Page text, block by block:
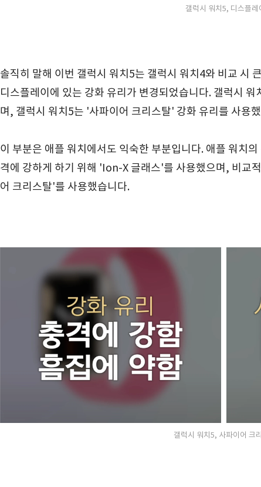
갤럭시 워치5, 디스플레
솔직히 말해 이번 갤럭시 워치5는 갤럭시 워치4와 비교 시
디스플레이에 있는 강화 유리가 변경되었습니다. 갤럭시
며, 갤럭시 워치5는 '사파이어 크리스탈' 강화 유리를 사용
이 부분은 애플 워치에서도 익숙한 부분입니다. 애플 워치
격에 강하게 하기 위해 'Ion-X 글래스'를 사용했으며, 비교
어 크리스탈'를 사용했습니다.
갤럭시 워치5, 사파이어 크